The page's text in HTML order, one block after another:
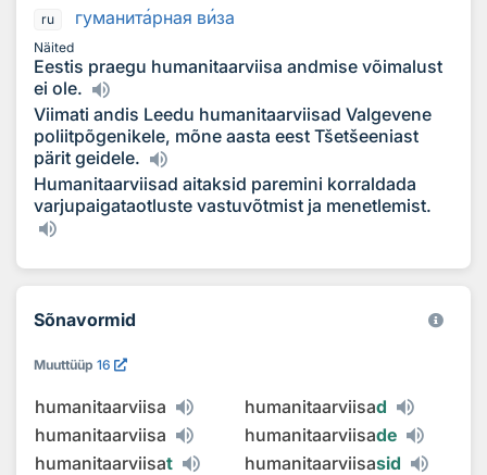
ru
гуманитарная виза
Näited
Eestis praegu humanitaarviisa andmise võimalust
ei ole.
Viimati andis Leedu humanitaarviisad Valgevene
poliitpõgenikele, mõne aasta eest Tšetšeeniast
pärit geidele.
Humanitaarviisad aitaksid paremini korraldada
varjupaigataotluste vastuvõtmist ja menetlemist.
Sõnavormid
Muuttüüp 16
humanitaarviisa humanitaarviisad
humanitaarviisa
humanitaarviisade
humanitaarviisat humanitaarviisasid